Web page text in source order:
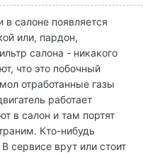
в салоне появляется
или, пардон,
салона - никакого
что это побочный
отработанные газы
работает
в салон и там портят
Кто-нибудь
сервисе врут или стоит